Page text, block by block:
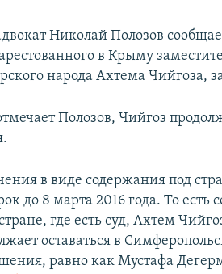
Николай Полозов
в Крыму
народа Ахтема Чийгоза,
Полозов, Чийгоз
в виде содержания под
до 8 марта 2016 года. То есть
где есть суд, Ахтем
оставаться в
равно как Мустафа